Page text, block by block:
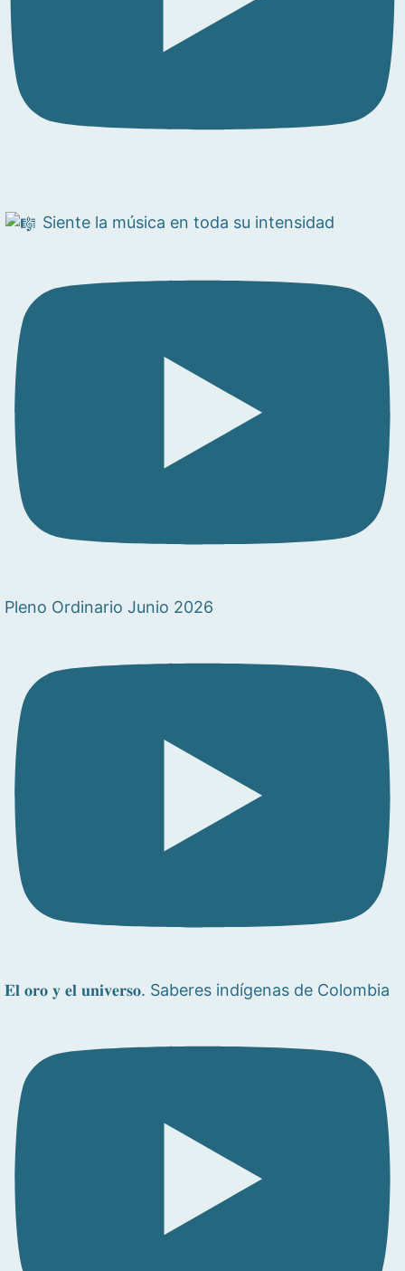
Siente la música en toda su intensidad
Pleno Ordinario Junio 2026
𝐄𝐥 𝐨𝐫𝐨 𝐲 𝐞𝐥 𝐮𝐧𝐢𝐯𝐞𝐫𝐬𝐨. Saberes indígenas de Colombia